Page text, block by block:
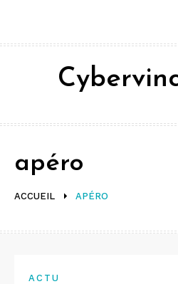
contenu
ACCUEIL APÉRO
apéro
ACTU